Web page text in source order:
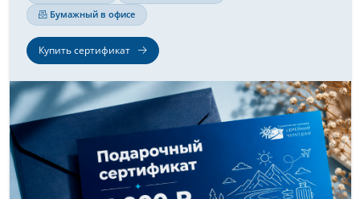
Бумажный в офисе
Купить сертификат